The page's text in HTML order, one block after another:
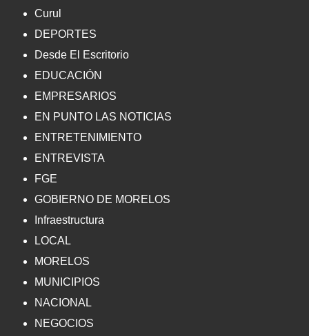
Curul
DEPORTES
Desde El Escritorio
EDUCACIÓN
EMPRESARIOS
EN PUNTO LAS NOTICIAS
ENTRETENIMIENTO
ENTREVISTA
FGE
GOBIERNO DE MORELOS
Infraestructura
LOCAL
MORELOS
MUNICIPIOS
NACIONAL
NEGOCIOS